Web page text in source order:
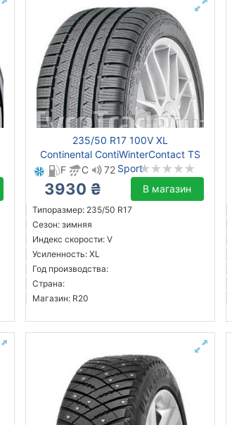
235/50 R17 100V XL
Continental ContiWinterContact TS
810 Sport
F C 72
3930 ₴ В магазин
Типоразмер: 235/50 R17
Сезон: зимняя
Индекс скорости: V
Усиленность: XL
Год производства:
Страна:
Магазин: R20